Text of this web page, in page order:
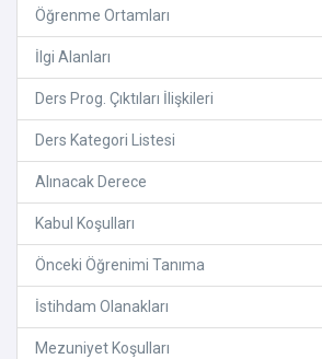
Öğrenme Ortamları
İlgi Alanları
Ders Prog. Çıktıları İlişkileri
Ders Kategori Listesi
Alınacak Derece
Kabul Koşulları
Önceki Öğrenimi Tanıma
İstihdam Olanakları
Mezuniyet Koşulları